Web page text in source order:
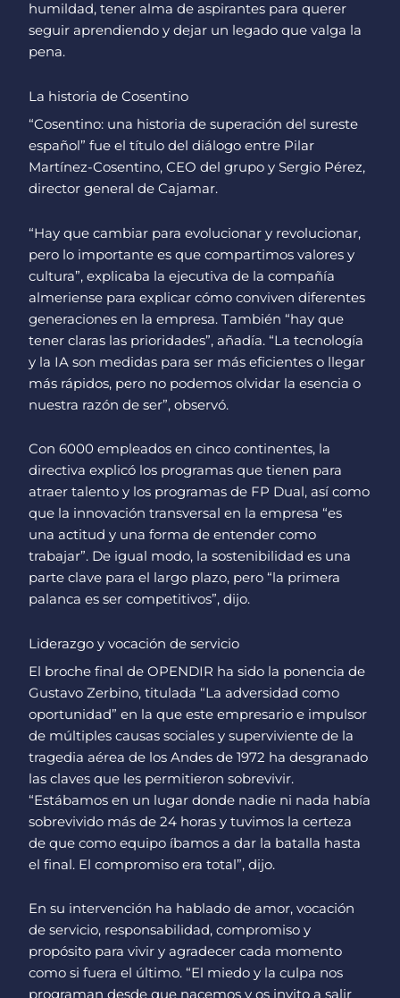
humildad, tener alma de aspirantes para querer
seguir aprendiendo y dejar un legado que valga la
pena.
La historia de Cosentino
“Cosentino: una historia de superación del sureste
español” fue el título del diálogo entre Pilar
Martínez-Cosentino, CEO del grupo y Sergio Pérez,
director general de Cajamar.
“Hay que cambiar para evolucionar y revolucionar,
pero lo importante es que compartimos valores y
cultura”, explicaba la ejecutiva de la compañía
almeriense para explicar cómo conviven diferentes
generaciones en la empresa. También “hay que
tener claras las prioridades”, añadía. “La tecnología
y la IA son medidas para ser más eficientes o llegar
más rápidos, pero no podemos olvidar la esencia o
nuestra razón de ser”, observó.
Con 6000 empleados en cinco continentes, la
directiva explicó los programas que tienen para
atraer talento y los programas de FP Dual, así como
que la innovación transversal en la empresa “es
una actitud y una forma de entender como
trabajar”. De igual modo, la sostenibilidad es una
parte clave para el largo plazo, pero “la primera
palanca es ser competitivos”, dijo.
Liderazgo y vocación de servicio
El broche final de OPENDIR ha sido la ponencia de
Gustavo Zerbino, titulada “La adversidad como
oportunidad” en la que este empresario e impulsor
de múltiples causas sociales y superviviente de la
tragedia aérea de los Andes de 1972 ha desgranado
las claves que les permitieron sobrevivir.
“Estábamos en un lugar donde nadie ni nada había
sobrevivido más de 24 horas y tuvimos la certeza
de que como equipo íbamos a dar la batalla hasta
el final. El compromiso era total”, dijo.
En su intervención ha hablado de amor, vocación
de servicio, responsabilidad, compromiso y
propósito para vivir y agradecer cada momento
como si fuera el último. “El miedo y la culpa nos
programan desde que nacemos y os invito a salir